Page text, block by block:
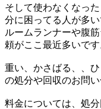
そして使わなくなっ
分に困ってる人が多い
ルームランナーや腹
頼がここ最近多いです
重い、かさばる、、
の処分や回収のお問
料金については、処